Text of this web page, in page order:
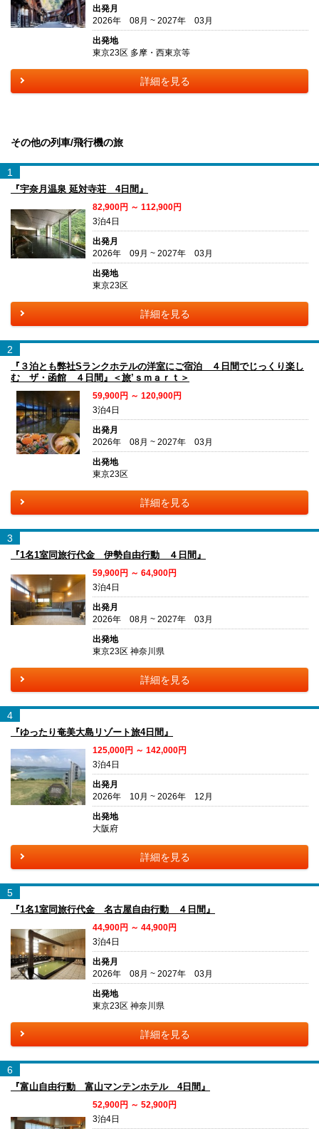
出発月
2026年 08月 ~ 2027年 03月
出発地
東京23区 多摩・西東京等
詳細を見る
その他の列車/飛行機の旅
1
『宇奈月温泉 延対寺荘 4日間』
82,900円 ～ 112,900円
3泊4日
出発月
2026年 09月 ~ 2027年 03月
出発地
東京23区
詳細を見る
2
『３泊とも弊社Sランクホテルの洋室にご宿泊 ４日間でじっくり楽し
む ザ・函館 ４日間』＜旅’ｓｍａｒｔ＞
59,900円 ～ 120,900円
3泊4日
出発月
2026年 08月 ~ 2027年 03月
出発地
東京23区
詳細を見る
3
『1名1室同旅行代金 伊勢自由行動 ４日間』
59,900円 ～ 64,900円
3泊4日
出発月
2026年 08月 ~ 2027年 03月
出発地
東京23区 神奈川県
詳細を見る
4
『ゆったり奄美大島リゾート旅4日間』
125,000円 ～ 142,000円
3泊4日
出発月
2026年 10月 ~ 2026年 12月
出発地
大阪府
詳細を見る
5
『1名1室同旅行代金 名古屋自由行動 ４日間』
44,900円 ～ 44,900円
3泊4日
出発月
2026年 08月 ~ 2027年 03月
出発地
東京23区 神奈川県
詳細を見る
6
『富山自由行動 富山マンテンホテル 4日間』
52,900円 ～ 52,900円
3泊4日